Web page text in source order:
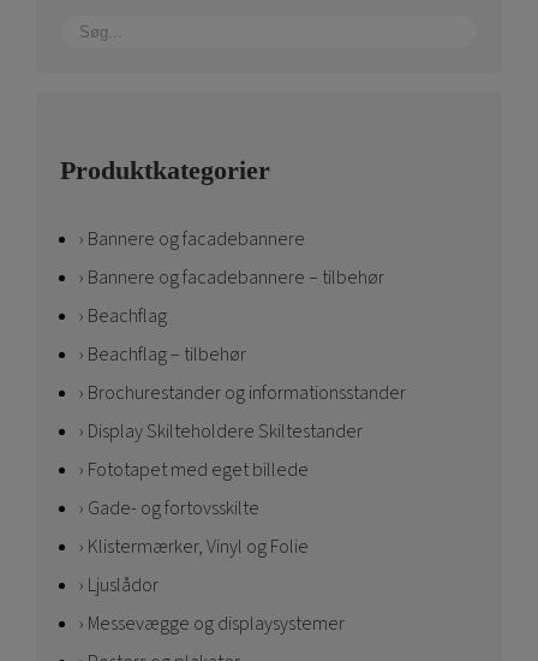
Produktkategorier
Bannere og facadebannere
Bannere og facadebannere – tilbehør
Beachflag
Beachflag – tilbehør
Brochurestander og informationsstander
Display Skilteholdere Skiltestander
Fototapet med eget billede
Gade- og fortovsskilte
Klistermærker, Vinyl og Folie
Ljuslådor
Messevægge og displaysystemer